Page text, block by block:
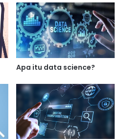
Apa itu data science?